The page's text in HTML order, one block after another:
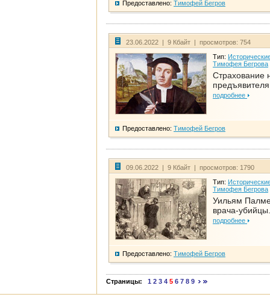
Предоставлено: Тимофей Бегров
23.06.2022 | 9 Кбайт | просмотров: 754
Тип:
Тимофея Бегрова
Страхование
предъявителя
подробнее
Предоставлено: Тимофей Бегров
09.06.2022 | 9 Кбайт | просмотров: 1790
Тип:
Тимофея Бегрова
Уильям
врача-
подробнее
Предоставлено: Тимофей Бегров
Страницы: 1 2 3 4 5 6 7 8 9